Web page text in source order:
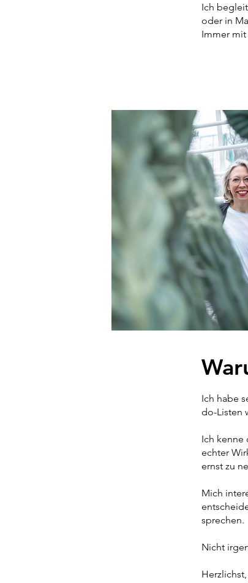
Ich
oder in
Immer
Ich habe
do-Listen
Ich kenne
echter
ernst zu
Mich
sprechen.
Nicht